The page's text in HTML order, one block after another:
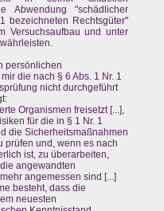
Abwendung "schädlicher
bezeichneten Rechtsgüter"
Versuchsaufbau und unter
persönlichen
die nach § 6 Abs. 1 Nr. 1
nicht durchgeführt
Organismen freisetzt [...],
für die in § 1 Nr. 1
die Sicherheitsmaßnahmen
prüfen und, wenn es nach
ist, zu überarbeiten,
angewandten
angemessen sind [...]
besteht, dass die
neuesten